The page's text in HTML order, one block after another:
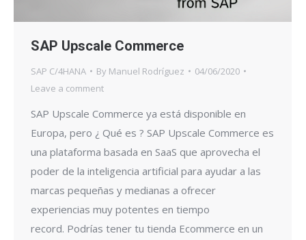
SAP Upscale Commerce
SAP C/4HANA By Manuel Rodríguez
04/06/2020
Leave a comment
SAP Upscale Commerce ya está disponible en
Europa, pero ¿ Qué es ? SAP Upscale Commerce es
una plataforma basada en SaaS que aprovecha el
poder de la inteligencia artificial para ayudar a las
marcas pequeñas y medianas a ofrecer
experiencias muy potentes en tiempo
record. Podrías tener tu tienda Ecommerce en un